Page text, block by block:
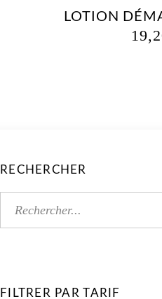
LOTION
RECHERCHER
FILTRER PAR TARIF